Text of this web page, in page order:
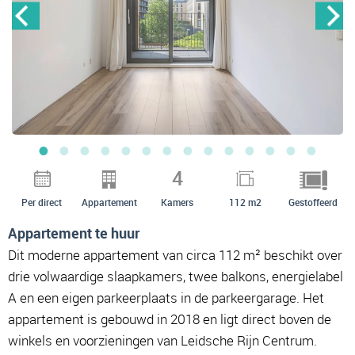
Per direct Appartement
4
Kamers 112 m2 Gestoffeerd
Appartement te huur
Dit moderne appartement van circa 112 m² beschikt over
drie volwaardige slaapkamers, twee balkons, energielabel
A en een eigen parkeerplaats in de parkeergarage. Het
appartement is gebouwd in 2018 en ligt direct boven de
winkels en voorzieningen van Leidsche Rijn Centrum.